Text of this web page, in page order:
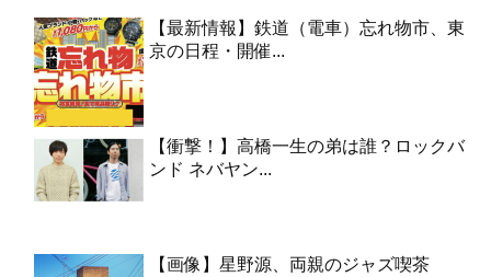
【最新情報】鉄道（電車）忘れ物市、東
京の日程・開催...
【衝撃！】高橋一生の弟は誰？ロックバ
ンド ネバヤン...
【画像】星野源、両親のジャズ喫茶